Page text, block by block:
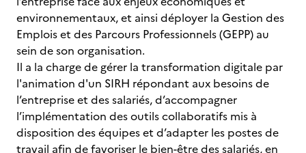
environnementaux, et ainsi déployer la Gestion des
Emplois et des Parcours Professionnels (GEPP) au
sein de son organisation.
Il a la charge de gérer la transformation digitale par
l'animation d'un SIRH répondant aux besoins de
l’entreprise et des salariés, d’accompagner
l’implémentation des outils collaboratifs mis à
disposition des équipes et d’adapter les postes de
travail afin de favoriser le bien-être des salariés, en